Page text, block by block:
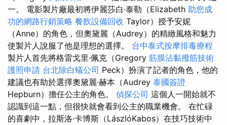
一。 電影製片廠最初將伊麗莎白·泰勒（Elizabeth 助您成
功的網路行銷策略 餐飲設備回收 Taylor）授予安妮
（Anne）的角色，但奧黛麗（Audrey）的精緻風格和魅力
使製片人說服了他是理想的選擇。 台中泰式按摩排毒療程
製片人首先將格雷戈里·佩克（Gregory 筋膜沾黏撥筋技術
護照申請 台北除白蟻公司 Peck）扮演了記者的角色，他的
建議也有助於選擇奧黛麗·赫本（Audrey 泰國簽證
Hepburn）擔任公主的角色。 偵探公司 這個人一開始就不
認識到這一點，但很快就會看到公主的職業機會。 在忙碌
的喜劇中，拉斯洛·卡博斯（LászlóKabos）在技巧技術中